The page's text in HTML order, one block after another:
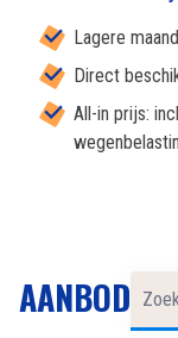
Lagere
Direct
All-in prijs:
AANBOD